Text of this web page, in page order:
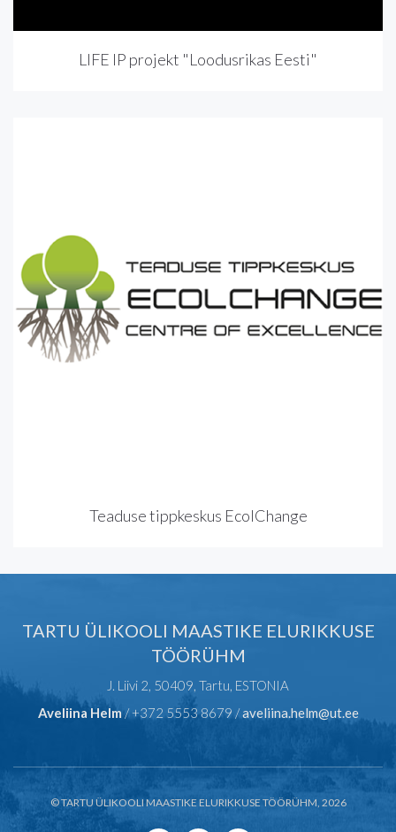
LIFE IP projekt "Loodusrikas Eesti"
Teaduse tippkeskus EcolChange
TARTU ÜLIKOOLI MAASTIKE ELURIKKUSE
TÖÖRÜHM
J. Liivi 2, 50409, Tartu, ESTONIA
Aveliina Helm/ +372 5553 8679 /aveliina.helm@ut.ee
© TARTU ÜLIKOOLI MAASTIKE ELURIKKUSE TÖÖRÜHM, 2026